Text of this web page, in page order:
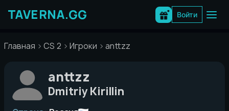
содержимому
Войти
Главная CS 2 Игроки anttzz
anttzz
Dmitriy Kirillin